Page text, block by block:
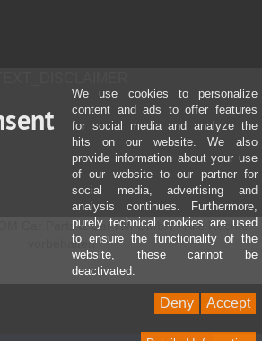
Car Parts & Car Hifi GmbH - Alle Rechte
vorbehalten
We use cookies to personalize
content and ads to offer features
for social media and analyze the
hits on our website. We also
provide information about your use
of our website to our partner for
social media, advertising and
analysis continues. Furthermore,
purely technical cookies are used
to ensure the functionality of the
website, these cannot be
deactivated.
Accept
Deny